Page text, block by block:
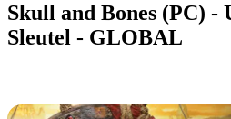
Skull and Bones (PC) -
Sleutel - GLOBAL